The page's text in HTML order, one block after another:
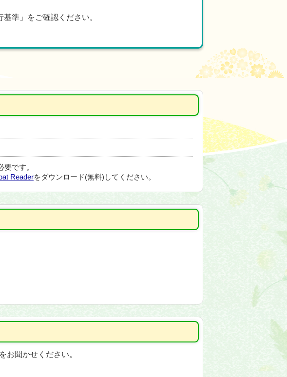
準」をご確認ください。
要です。
Readerをダウンロード(無料)してください。
お聞かせください。